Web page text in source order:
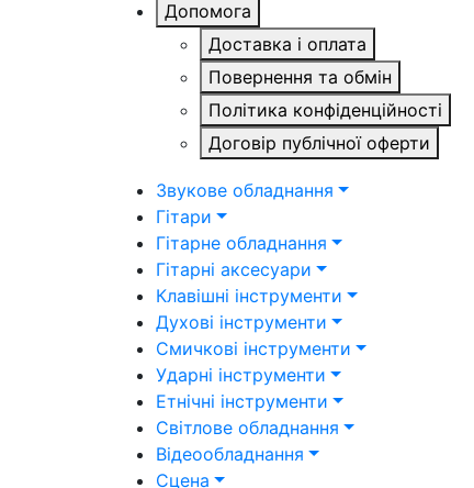
Допомога
Доставка і оплата
Повернення та обмін
Політика конфіденційності
Договір публічної оферти
Звукове обладнання
Гітари
Гітарне обладнання
Гітарні аксесуари
Клавішні інструменти
Духові інструменти
Смичкові інструменти
Ударні інструменти
Етнічні інструменти
Світлове обладнання
Відеообладнання
Сцена